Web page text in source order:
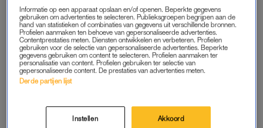
HOE DATE IK HET?
Misha: 'Hoi, mag ik mijn
liefdesleven overdoen met de
kennis van nu? Bedankt!'
HOE DATE IK HET?
Misha: 'Hij wilde me niet meer
aanraken tot mijn ex
toestemming gaf'
ADVERTORIAL
Draglegendes RuPaul en
Conchita Wurst tegenkomen
eens realiteit worden
HOE DATE IK HET?
Informatie op een apparaat opslaan en/of openen. Beperkte gegevens
gebruiken om advertenties te selecteren. Publieksgroepen begrijpen aan de
hand van statistieken of combinaties van gegevens uit verschillende bronnen.
Profielen aanmaken ten behoeve van gepersonaliseerde advertenties.
Contentprestaties meten. Diensten ontwikkelen en verbeteren. Profielen
gebruiken voor de selectie van gepersonaliseerde advertenties. Beperkte
gegevens gebruiken om content te selecteren. Profielen aanmaken ter
personalisatie van content. Profielen gebruiken ter selectie van
gepersonaliseerde content. De prestaties van advertenties meten.
Derde partijen lijst
Instellen Akkoord